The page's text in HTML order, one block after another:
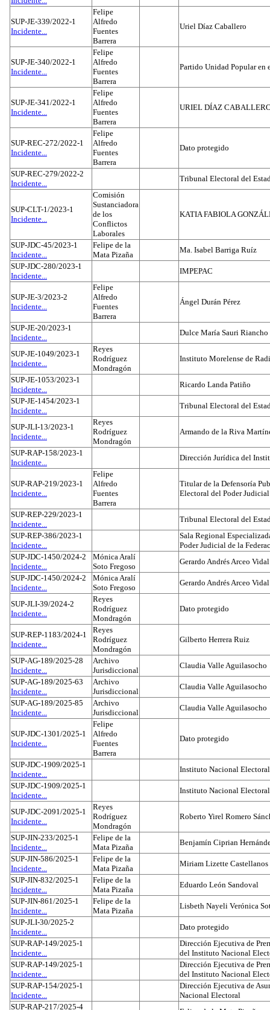
SUP-JE-339/2022-1
Incidente...
Felipe
Alfredo
Fuentes
Barrera
Uriel Díaz Caballero
SUP-JE-340/2022-1
Incidente...
Felipe
Alfredo
Fuentes
Barrera
Partido Unidad Popular en
SUP-JE-341/2022-1
Incidente...
Felipe
Alfredo
Fuentes
Barrera
URIEL DÍAZ
SUP-REC-272/2022-1
Incidente...
Felipe
Alfredo
Fuentes
Barrera
Dato protegido
SUP-REC-279/2022-2
Incidente...
Tribunal Electoral del
SUP-CLT-1/2023-1
Incidente...
Comisión
Sustanciadora
de los
Conflictos
Laborales
KATIA FABIOLA
SUP-JDC-45/2023-1
Incidente...
Felipe de la
Mata Pizaña
Ma. Isabel Barriga Ruíz
SUP-JDC-280/2023-1
Incidente...
IMPEPAC
SUP-JE-3/2023-2
Incidente...
Felipe
Alfredo
Fuentes
Barrera
Ángel Durán Pérez
SUP-JE-20/2023-1
Incidente...
Dulce María Sauri
SUP-JE-1049/2023-1
Incidente...
Reyes
Rodríguez
Mondragón
Instituto Morelense de
SUP-JE-1053/2023-1
Incidente...
Ricardo Landa Patiño
SUP-JE-1454/2023-1
Incidente...
Tribunal Electoral del
SUP-JLI-13/2023-1
Incidente...
Reyes
Rodríguez
Mondragón
Armando de la Riva
SUP-RAP-158/2023-1
Incidente...
Dirección Jurídica del
SUP-RAP-219/2023-1
Incidente...
Felipe
Alfredo
Fuentes
Barrera
Titular de la Defensoría
Electoral del Poder
SUP-REP-229/2023-1
Incidente...
Tribunal Electoral del
SUP-REP-386/2023-1
Incidente...
Sala Regional
Poder Judicial de la
SUP-JDC-1450/2024-2
Incidente...
Mónica Aralí
Soto Fregoso
Gerardo Andrés Arceo Vidal
SUP-JDC-1450/2024-2
Incidente...
Mónica Aralí
Soto Fregoso
Gerardo Andrés Arceo Vidal
SUP-JLI-39/2024-2
Incidente...
Reyes
Rodríguez
Mondragón
Dato protegido
SUP-REP-1183/2024-1
Incidente...
Reyes
Rodríguez
Mondragón
Gilberto Herrera Ruiz
SUP-AG-189/2025-28
Incidente...
Archivo
Jurisdiccional
Claudia Valle Aguilasocho
SUP-AG-189/2025-63
Incidente...
Archivo
Jurisdiccional
Claudia Valle Aguilasocho
SUP-AG-189/2025-85
Incidente...
Archivo
Jurisdiccional
Claudia Valle Aguilasocho
SUP-JDC-1301/2025-1
Incidente...
Felipe
Alfredo
Fuentes
Barrera
Dato protegido
SUP-JDC-1909/2025-1
Incidente...
Instituto Nacional Electoral
SUP-JDC-1909/2025-1
Incidente...
Instituto Nacional Electoral
SUP-JDC-2091/2025-1
Incidente...
Reyes
Rodríguez
Mondragón
Roberto Yirel Romero
SUP-JIN-233/2025-1
Incidente...
Felipe de la
Mata Pizaña
Benjamín Ciprian
SUP-JIN-586/2025-1
Incidente...
Felipe de la
Mata Pizaña
Miriam Lizette Castellanos
SUP-JIN-832/2025-1
Incidente...
Felipe de la
Mata Pizaña
Eduardo León Sandoval
SUP-JIN-861/2025-1
Incidente...
Felipe de la
Mata Pizaña
Lisbeth Nayeli Verónica
SUP-JLI-30/2025-2
Incidente...
Dato protegido
SUP-RAP-149/2025-1
Incidente...
Dirección Ejecutiva de
del Instituto Nacional
SUP-RAP-149/2025-1
Incidente...
Dirección Ejecutiva de
del Instituto Nacional
SUP-RAP-154/2025-1
Incidente...
Dirección Ejecutiva de
Nacional Electoral
SUP-RAP-217/2025-4